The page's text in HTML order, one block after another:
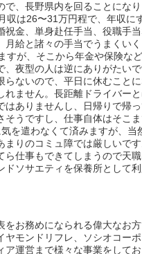
、長野県内を回ることにな
収は26〜31万円程で、年収に
金、単身赴任手当、役職手
給と諸々の手当でうまくい
が、そこから年金や保険な
夜型の人は逆にありがたい
ないので、平日に休むこと
ません。長距離ドライバー
ありませんし、日帰りで帰
うですし、仕事自体はそこ
を遣わなくて済みますが、当
りのコミュ障では厳しいで
仕事もできてしまうので天職
ソサエティを保養所として
お務めになられる偉大なお
モンドリフレ、ソシオコー
運営まで様々な事業をして